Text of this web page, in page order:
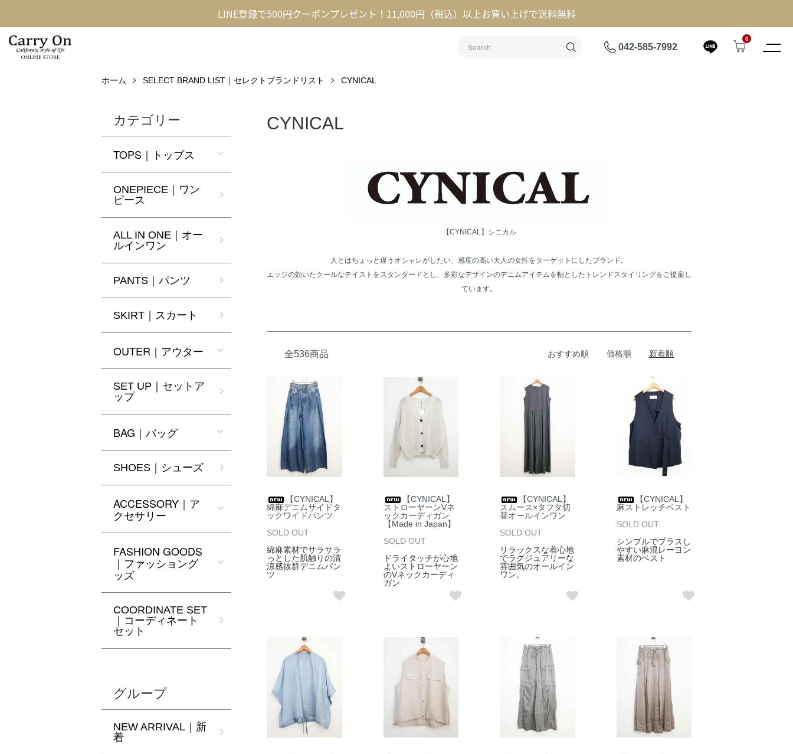
LINE登録で500円クーポンプレゼント！11,000円（税込）以上お買い上げで送料無料
042-585-7992
0
ホーム SELECT BRAND LIST｜セレクトブランドリスト CYNICAL
CYNICAL
【CYNICAL】シニカル
人とはちょっと違うオシャレがしたい、感度の高い大人の女性をターゲットにしたブランド。
エッジの効いたクールなテイストをスタンダードとし、多彩なデザインのデニムアイテムを軸としたトレンドスタイリングをご提案し
ています。
全536商品 おすすめ順 価格順 新着順
【CYNICAL】
綿麻デニムサイドタ
ックワイドパンツ
SOLD OUT
綿麻素材でサラサラ
っとした肌触りの清
涼感抜群デニムパン
ツ
【CYNICAL】
ストローヤーンVネ
ックカーディガン
【Made in Japan】
SOLD OUT
ドライタッチが心地
よいストローヤーン
のVネックカーディ
ガン
【CYNICAL】
スムース×タフタ切
替オールインワン
SOLD OUT
リラックスな着心地
でラグジュアリーな
雰囲気のオールイン
ワン。
【CYNICAL】
麻ストレッチベスト
SOLD OUT
シンプルでプラスし
やすい麻混レーヨン
素材のベスト
カテゴリー
TOPS｜トップス
ONEPIECE｜ワン
ピース
ALL IN ONE｜オー
ルインワン
PANTS｜パンツ
SKIRT｜スカート
OUTER｜アウター
SET UP｜セットア
ップ
BAG｜バッグ
SHOES｜シューズ
ACCESSORY｜ア
クセサリー
FASHION GOODS
｜ファッショング
ッズ
COORDINATE SET
｜コーディネート
セット
グループ
NEW ARRIVAL｜新
着